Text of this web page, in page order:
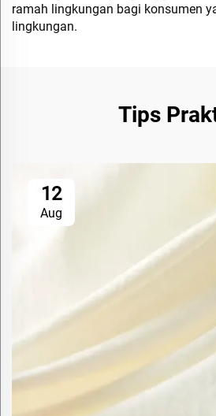
ramah lingkungan bagi konsumen
lingkungan.
Tips
12
Aug